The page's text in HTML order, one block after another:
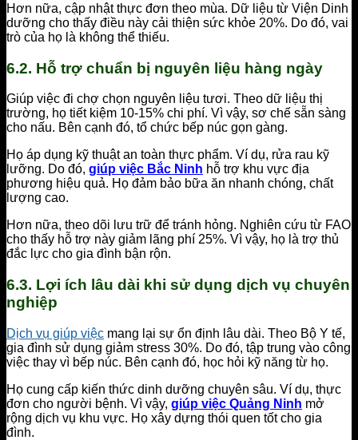
Hơn nữa, cập nhật thực đơn theo mùa. Dữ liệu từ Viện Dinh
dưỡng cho thấy điều này cải thiện sức khỏe 20%. Do đó, vai
trò của họ là không thể thiếu.
6.2. Hỗ trợ chuẩn bị nguyên liệu hàng ngày
Giúp việc đi chợ chọn nguyên liệu tươi. Theo dữ liệu thị
trường, họ tiết kiệm 10-15% chi phí. Vì vậy, sơ chế sẵn sàng
cho nấu. Bên cạnh đó, tổ chức bếp núc gọn gàng.
Họ áp dụng kỹ thuật an toàn thực phẩm. Ví dụ, rửa rau kỹ
lưỡng. Do đó, giúp việc Bắc Ninh hỗ trợ khu vực địa
phương hiệu quả. Họ đảm bảo bữa ăn nhanh chóng, chất
lượng cao.
Hơn nữa, theo dõi lưu trữ để tránh hỏng. Nghiên cứu từ FAO
cho thấy hỗ trợ này giảm lãng phí 25%. Vì vậy, họ là trợ thủ
đắc lực cho gia đình bận rộn.
6.3. Lợi ích lâu dài khi sử dụng dịch vụ chuyên
nghiệp
Dịch vụ giúp việc mang lại sự ổn định lâu dài. Theo Bộ Y tế,
gia đình sử dụng giảm stress 30%. Do đó, tập trung vào công
việc thay vì bếp núc. Bên cạnh đó, học hỏi kỹ năng từ họ.
Họ cung cấp kiến thức dinh dưỡng chuyên sâu. Ví dụ, thực
đơn cho người bệnh. Vì vậy, giúp việc Quảng Ninh mở
rộng dịch vụ khu vực. Họ xây dựng thói quen tốt cho gia
đình.